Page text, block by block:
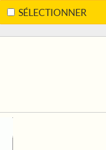
SÉLECTIONNER